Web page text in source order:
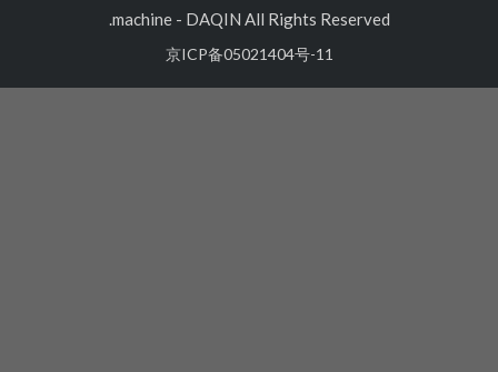
machine-DAQIN All Rights Reserved.
京ICP备05021404号-11